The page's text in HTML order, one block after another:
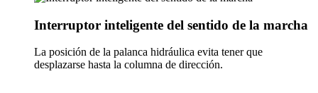
Interruptor inteligente del sentido de la marcha
La posición de la palanca hidráulica evita tener que
desplazarse hasta la columna de dirección.